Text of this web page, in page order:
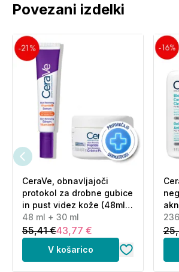
Povezani izdelki
CeraVe, obnavljajoči
protokol za drobne gubice
in pust videz kože (48ml
+ 30 ml)
48 ml + 30 ml
55,41 €43,77 €
V košarico